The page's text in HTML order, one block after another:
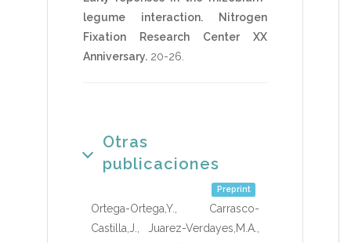
legume interaction.
Nitrogen
Fixation Research Center XX
Anniversary. 20-26
Otras
publicaciones
Preprint
Ortega-Ortega,Y.
Carrasco-
Castilla,J.
Juarez-Verdayes,M.A.